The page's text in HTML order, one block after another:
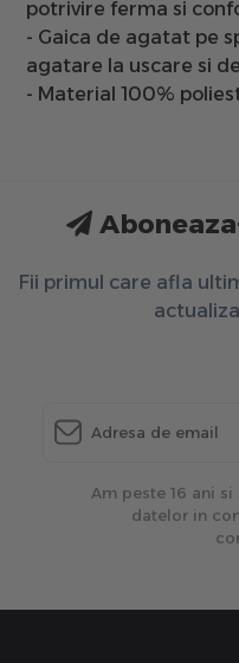
potrivire ferma si
- Gaica de agatat pe
agatare la uscare si
- Material 100%
Fii primul care afla
Am peste 16 ani
datelor in